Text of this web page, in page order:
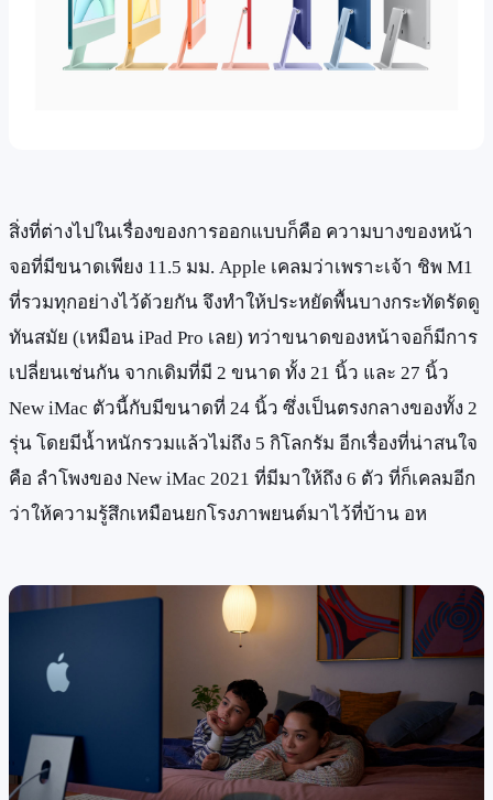
สิ่งที่ต่างไปในเรื่องของการออกแบบก็คือ ความบางของหน้า
จอที่มีขนาดเพียง 11.5 มม. Apple เคลมว่าเพราะเจ้า ชิพ M1
ที่รวมทุกอย่างไว้ด้วยกัน จึงทำให้ประหยัดพื้นบางกระทัดรัดดู
ทันสมัย (เหมือน iPad Pro เลย) ทว่าขนาดของหน้าจอก็มีการ
เปลี่ยนเช่นกัน จากเดิมที่มี 2 ขนาด ทั้ง 21 นิ้ว และ 27 นิ้ว
New iMac ตัวนี้กับมีขนาดที่ 24 นิ้ว ซึ่งเป็นตรงกลางของทั้ง 2
รุ่น โดยมีน้ำหนักรวมแล้วไม่ถึง 5 กิโลกรัม อีกเรื่องที่น่าสนใจ
คือ ลำโพงของ New iMac 2021 ที่มีมาให้ถึง 6 ตัว ที่ก็เคลมอีก
ว่าให้ความรู้สึกเหมือนยกโรงภาพยนต์มาไว้ที่บ้าน อห